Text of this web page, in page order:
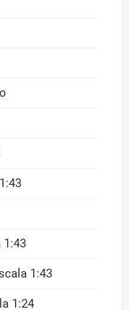
1:43
1:43
1:24